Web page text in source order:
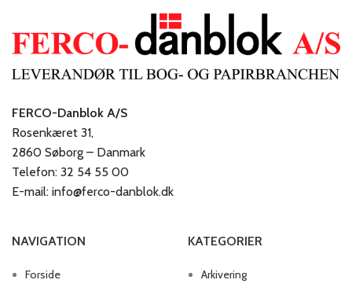
FERCO-Danblok A/S
Rosenkæret 31,
2860 Søborg – Danmark
Telefon: 32 54 55 00
E-mail: info@ferco-danblok.dk
NAVIGATION
Forside
KATEGORIER
Arkivering